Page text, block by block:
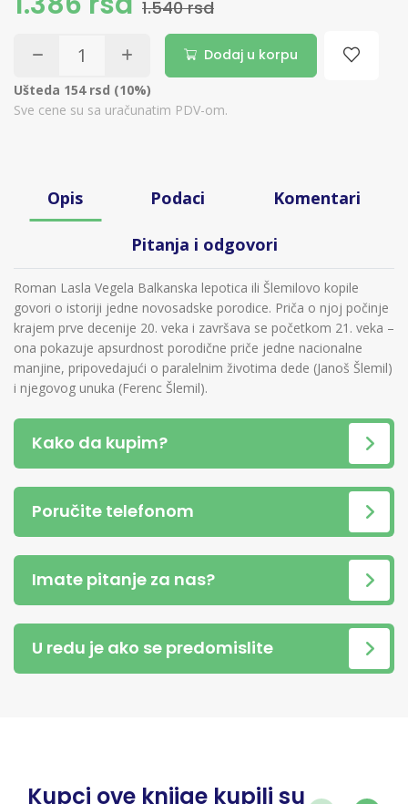
1.540 rsd
Dodaj u korpu
Ušteda 154 rsd (10%)
Sve cene su sa uračunatim PDV-om.
Opis Podaci Komentari
Pitanja i odgovori
Roman Lasla Vegela Balkanska lepotica ili Šlemilovo kopile
govori o istoriji jedne novosadske porodice. Priča o njoj počinje
krajem prve decenije 20. veka i završava se početkom 21. veka –
ona pokazuje apsurdnost porodične priče jedne nacionalne
manjine, pripovedajući o paralelnim životima dede (Janoš Šlemil)
i njegovog unuka (Ferenc Šlemil).
Kako da kupim?
Poručite telefonom
Imate pitanje za nas?
U redu je ako se predomislite
Kupci ove knjige kupili su